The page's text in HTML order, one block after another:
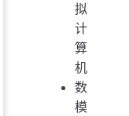
拟
计
算
机
数
模